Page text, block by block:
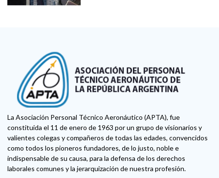
La Asociación Personal Técnico Aeronáutico (APTA), fue
constituida el 11 de enero de 1963 por un grupo de visionarios y
valientes colegas y compañeros de todas las edades, convencidos
como todos los pioneros fundadores, de lo justo, noble e
indispensable de su causa, para la defensa de los derechos
laborales comunes y la jerarquización de nuestra profesión.